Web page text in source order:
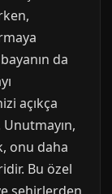
da
açıkça
onu daha
Bu özel